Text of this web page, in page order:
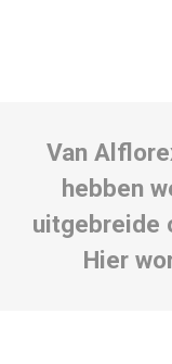
Van
hebben
uitgebreide
Hier